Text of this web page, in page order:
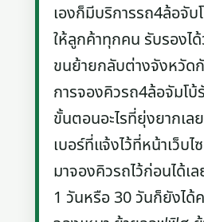
เองก็มีบริการรถ4ล้อจับ
ให้ลูกค้าทุกคน รับรองไ
ขนย้ายกลับต่างจังหวัด
การจองคิวรถ4ล้อจัมโบ้
ขั้นตอนอะไรที่ยุ่งยากเล
เบอร์ที่แจ้งไว้ที่หน้าเว็บ
มาจองคิวรถไว้ก่อนได้เ
1 วันหรือ 30 วันก็ยังได้